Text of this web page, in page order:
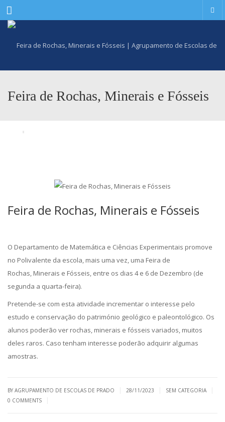
Menu
Feira de Rochas, Minerais e Fósseis
Feira de Rochas, Minerais e Fósseis
O Departamento de Matemática e Ciências Experimentais promove
no Polivalente da escola, mais uma vez, uma Feira de
Rochas, Minerais e Fósseis, entre os dias 4 e 6 de Dezembro (de
segunda a quarta-feira).
Pretende-se com esta atividade incrementar o interesse pelo
estudo e conservação do património geológico e paleontológico. Os
alunos poderão ver rochas, minerais e fósseis variados, muitos
deles raros. Caso tenham interesse poderão adquirir algumas
amostras.
BY AGRUPAMENTO DE ESCOLAS DE PRADO 28/11/2023 SEM CATEGORIA
0 COMMENTS